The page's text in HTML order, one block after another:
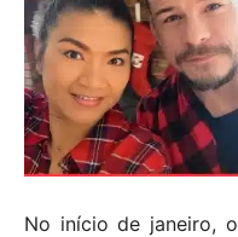
No início de janeiro,